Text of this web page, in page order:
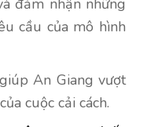
đảm nhận những
cầu của mô hình
An Giang vượt
cuộc cải cách.